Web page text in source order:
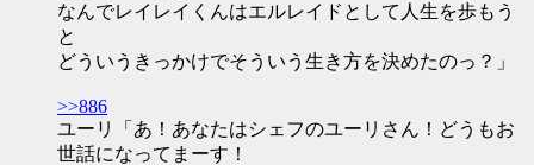
なんでレイレイくんはエルレイドとして人生を歩もう
と
どういうきっかけでそういう生き方を決めたのっ？」
>>886
ユーリ「あ！あなたはシェフのユーリさん！どうもお
世話になってまーす！